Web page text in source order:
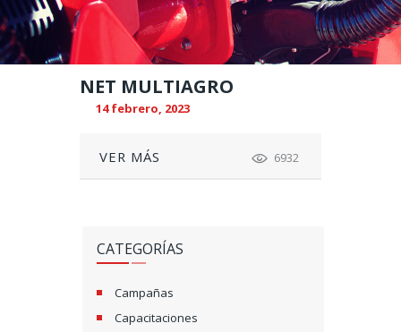
CONCESIONARIOS
NOVEDADES
RECURSOS
CONTACTO
NET MULTIAGRO
14 febrero, 2023
VER MÁS 6932
CATEGORÍAS
Campañas
Capacitaciones